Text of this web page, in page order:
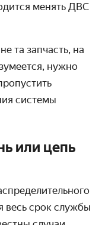
менять ДВС
та запчасть, на
нужно
системы
или цепь
весь срок службы